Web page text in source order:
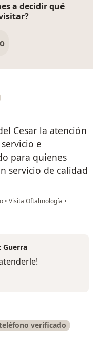
a decidir qué
Cesar la atención
e
para quienes
servicio de calidad
• Visita Oftalmología •
Guerra
verificado